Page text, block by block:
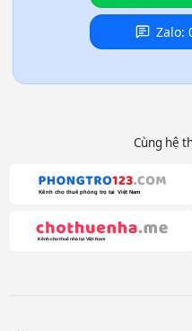
Zalo:
Cùng hệ